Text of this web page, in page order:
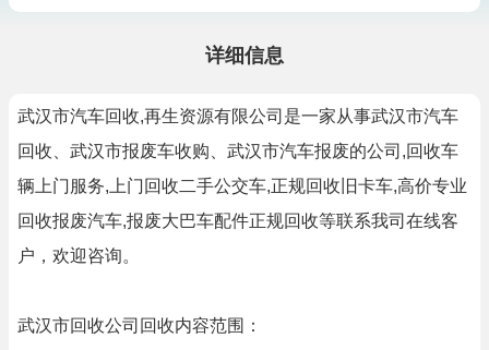
详细信息
武汉市汽车回收,再生资源有限公司是一家从事武汉市汽车
回收、武汉市报废车收购、武汉市汽车报废的公司,回收车
辆上门服务,上门回收二手公交车,正规回收旧卡车,高价专业
回收报废汽车,报废大巴车配件正规回收等联系我司在线客
户，欢迎咨询。
武汉市回收公司回收内容范围：